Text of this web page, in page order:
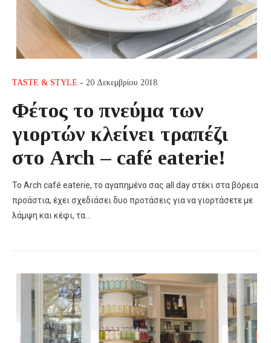
TASTE & STYLE - 20 Δεκεμβρίου 2018
Φέτος το πνεύμα των
γιορτών κλείνει τραπέζι
στο Arch – café eaterie!
Το Arch café eaterie, το αγαπημένο σας all day στέκι στα βόρεια
προάστια, έχει σχεδιάσει δυο προτάσεις για να γιορτάσετε με
λάμψη και κέφι, τα…